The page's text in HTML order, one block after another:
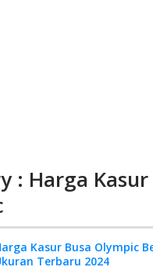
: Harga Kasur
Kasur Busa Olympic
Terbaru 2024